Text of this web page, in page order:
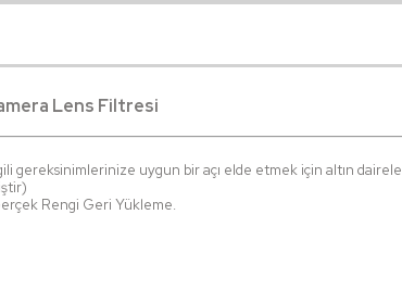
Lens Filtresi
gereksinimlerinize uygun bir açı elde etmek için altın
Rengi Geri Yükleme.